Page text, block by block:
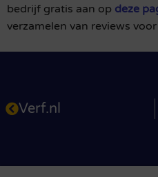
bedrijf gratis aan op deze
verzamelen van reviews
Verf.nl